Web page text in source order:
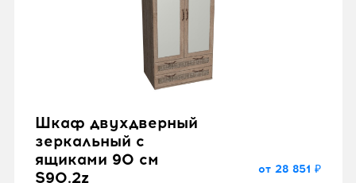
Шкаф двухдверный
зеркальный с
ящиками 90 см
S90.2z
от 28 851 ₽